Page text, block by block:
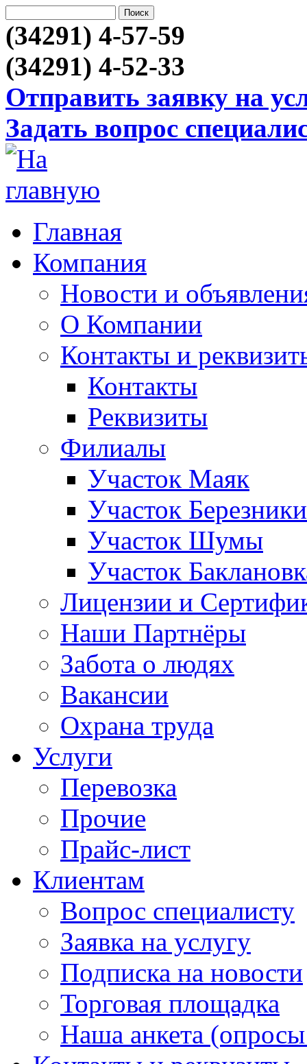
(34291) 4-57-59
(34291) 4-52-33
Отправить заявку на
Задать вопрос
Главная
Компания
Новости и
О Компании
Контакты и
Контакты
Реквизиты
Филиалы
Участок Маяк
Участок Березники
Участок Шумы
Участок
Лицензии и
Наши Партнёры
Забота о людях
Вакансии
Охрана труда
Услуги
Перевозка
Прочие
Прайс-лист
Клиентам
Вопрос специалисту
Заявка на услугу
Подписка на новости
Торговая площадка
Наша анкета (опросы